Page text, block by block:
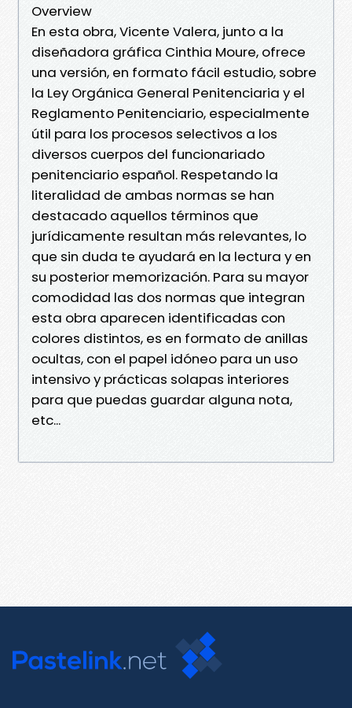
Overview
En esta obra, Vicente Valera, junto a la
diseñadora gráfica Cinthia Moure, ofrece
una versión, en formato fácil estudio, sobre
la Ley Orgánica General Penitenciaria y el
Reglamento Penitenciario, especialmente
útil para los procesos selectivos a los
diversos cuerpos del funcionariado
penitenciario español. Respetando la
literalidad de ambas normas se han
destacado aquellos términos que
jurídicamente resultan más relevantes, lo
que sin duda te ayudará en la lectura y en
su posterior memorización. Para su mayor
comodidad las dos normas que integran
esta obra aparecen identificadas con
colores distintos, es en formato de anillas
ocultas, con el papel idóneo para un uso
intensivo y prácticas solapas interiores
para que puedas guardar alguna nota,
etc...